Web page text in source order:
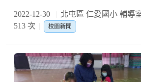
2022-12-30 北屯區 仁愛國小 輔導
513 次
校園新聞